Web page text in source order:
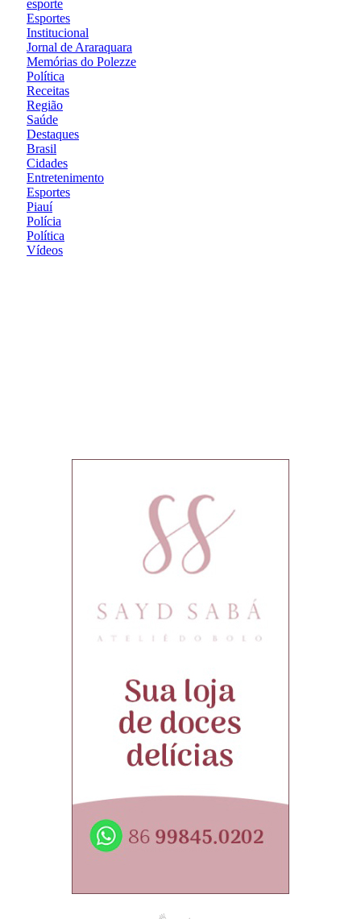
esporte
Esportes
Institucional
Jornal de Araraquara
Memórias do Polezze
Política
Receitas
Região
Saúde
Destaques
Brasil
Cidades
Entretenimento
Esportes
Piauí
Polícia
Política
Vídeos